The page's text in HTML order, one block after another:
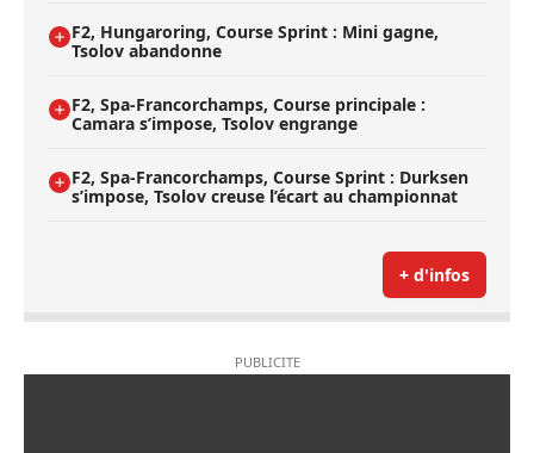
F2, Hungaroring, Course Sprint : Mini gagne,
Tsolov abandonne
F2, Spa-Francorchamps, Course principale :
Camara s’impose, Tsolov engrange
F2, Spa-Francorchamps, Course Sprint : Durksen
s’impose, Tsolov creuse l’écart au championnat
+ d'infos